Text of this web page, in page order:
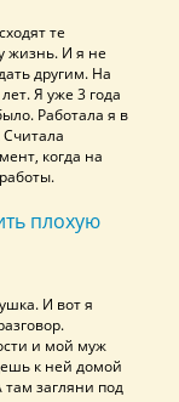
те
жизнь. И я не
другим. На
Я уже 3 года
Работала я в
когда на
плохую
И вот я
и мой муж
к ней домой
там загляни под